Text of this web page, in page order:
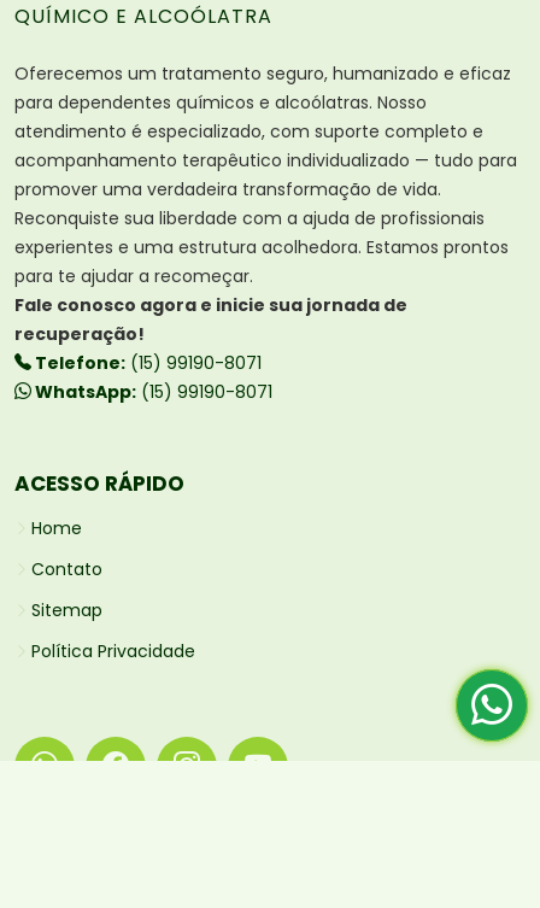
QUÍMICO E ALCOÓLATRA
Oferecemos um tratamento seguro, humanizado e eficaz
para dependentes químicos e alcoólatras. Nosso
atendimento é especializado, com suporte completo e
acompanhamento terapêutico individualizado — tudo para
promover uma verdadeira transformação de vida.
Reconquiste sua liberdade com a ajuda de profissionais
experientes e uma estrutura acolhedora. Estamos prontos
para te ajudar a recomeçar.
Fale conosco agora e inicie sua jornada de
recuperação!
Telefone: (15) 99190-8071
WhatsApp: (15) 99190-8071
ACESSO RÁPIDO
Home
Contato
Sitemap
Política Privacidade